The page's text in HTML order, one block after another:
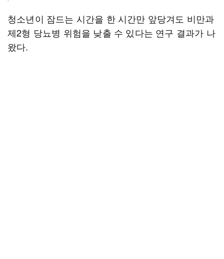
청소년이 잠드는 시간을 한 시간만 앞당겨도 비만과
제2형 당뇨병 위험을 낮출 수 있다는 연구 결과가 나
왔다.